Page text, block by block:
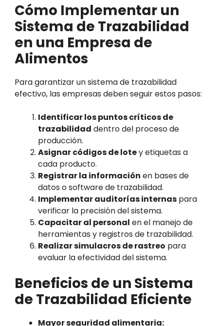
Cómo Implementar un
Sistema de Trazabilidad
en una Empresa de
Alimentos
Para garantizar un sistema de trazabilidad
efectivo, las empresas deben seguir estos pasos:
Identificar los puntos críticos de
trazabilidad dentro del proceso de
producción.
Asignar códigos de lotey etiquetas a
cada producto.
Registrar la información en bases de
datos o software de trazabilidad.
Implementar auditorías internas para
verificar la precisión del sistema.
Capacitar al personal en el manejo de
herramientas y registros de trazabilidad.
Realizar simulacros de rastreo para
evaluar la efectividad del sistema.
Beneficios de un Sistema
de Trazabilidad Eficiente
Mayor seguridad alimentaria: